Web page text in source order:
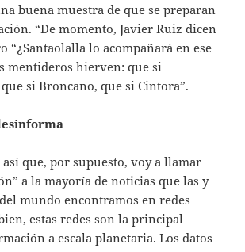
buena muestra de que se preparan
“De momento, Javier Ruiz dicen
“¿Santaolalla lo acompañará en ese
mentideros hierven: que si
si Broncano, que si Cintora”.
así que, por supuesto, voy a llamar
a la mayoría de noticias que las y
mundo encontramos en redes
estas redes son la principal
a escala planetaria. Los datos